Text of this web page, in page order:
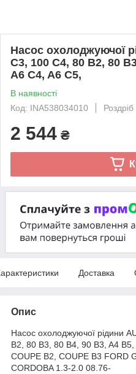
Насос охолоджуючої
C3, 100 C4, 80 B2, 80
A6 C4, A6 C5,
В наявності
Код: INA538034010
Роздріб
2 544 ₴
Доставка
Опис
Насос охолоджуючої рідини
B2, 80 B3, 80 B4, 90 B3, A4
COUPE B2, COUPE B3 FORD
CORDOBA 1.3-2.0 08.76-